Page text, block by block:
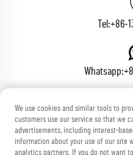
Tel:+86-
Whatsapp:
E-posta:
We use cookies and similar tools to
customers use our service so that we
advertisements, including interest-
information about your use of our site
analytics partners. If you do not want